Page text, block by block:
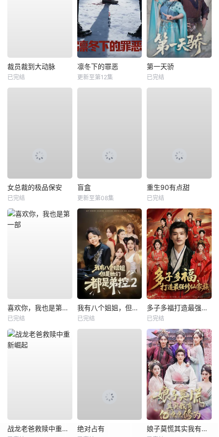
裁员裁到大动脉
已完结
凛冬下的罪恶
更新至第12集
第一天骄
已完结
女总裁的极品保安
已完结
盲盒
更新至第08集
重生90有点甜
已完结
喜欢你，我也是第一部
已完结
我有八个姐姐，但是他们都是弟控2
已完结
多子多福打造最强修仙家族
已完结
战龙老爸救赎中重新崛起 绝对占有 娘子莫慌其实我有亿点点修为